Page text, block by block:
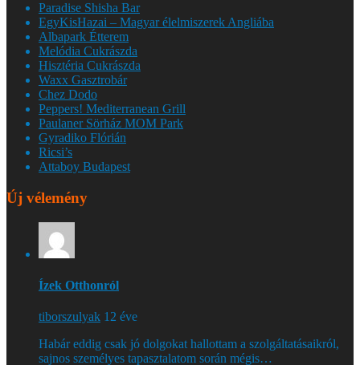
Paradise Shisha Bar
EgyKisHazai – Magyar élelmiszerek Angliába
Albapark Étterem
Melódia Cukrászda
Hisztéria Cukrászda
Waxx Gasztrobár
Chez Dodo
Peppers! Mediterranean Grill
Paulaner Sörház MOM Park
Gyradiko Flórián
Ricsi’s
Attaboy Budapest
Új vélemény
Ízek Otthonról
tiborszulyak 12 éve
Habár eddig csak jó dolgokat hallottam a szolgáltatásaikról,
sajnos személyes tapasztalatom során mégis…